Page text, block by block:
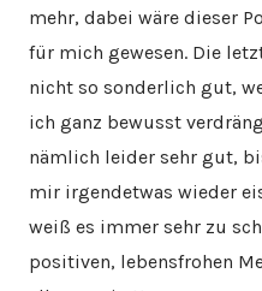
mehr, dabei wäre dieser
für mich gewesen. Die
nicht so sonderlich gut,
ich ganz bewusst
nämlich leider sehr gut,
mir irgendetwas wieder
weiß es immer sehr zu
positiven, lebensfrohen